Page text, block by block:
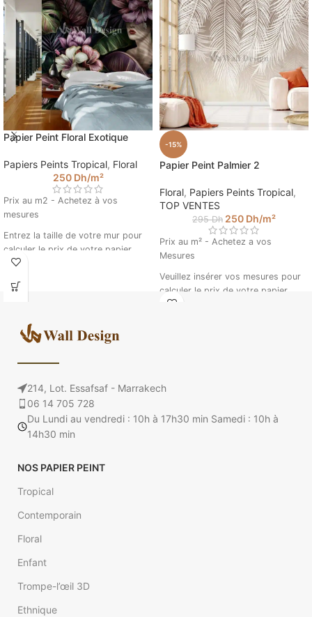
Papier Peint Floral Exotique
Papiers Peints Tropical, Floral
250 Dh/m²
Prix au m2 - Achetez à vos
mesures
Entrez la taille de votre mur pour
calculer le prix de votre papier
peint. (Ex : 4.5 m sur 2.85).
-15%
Papier Peint Palmier 2
Floral, Papiers Peints Tropical,
TOP VENTES
295Dh 250 Dh/m²
Prix au m² - Achetez a vos
Mesures
Veuillez insérer vos mesures pour
calculer le prix de votre papier
peint. (Ex : 4.5 m sur 2.85).
214, Lot. Essafsaf - Marrakech
06 14 705 728
Du Lundi au vendredi : 10h à 17h30 min Samedi : 10h à
14h30 min
NOS PAPIER PEINT
Tropical
Contemporain
Floral
Enfant
Trompe-l’œil 3D
Ethnique